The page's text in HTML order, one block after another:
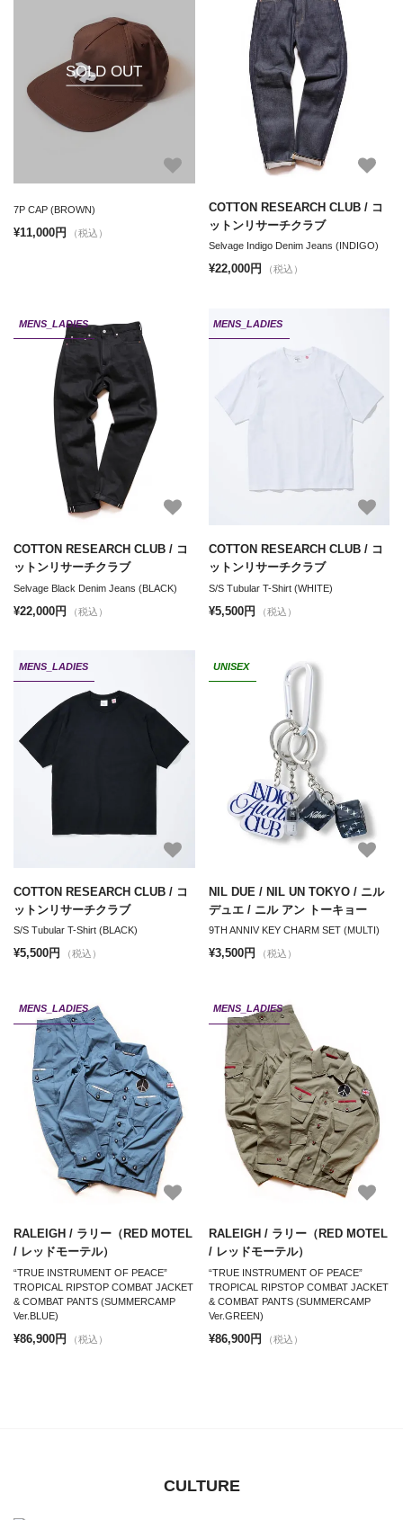
SOLD OUT
7P CAP (BROWN)
¥11,000円 （税込）
COTTON RESEARCH CLUB / コ
ットンリサーチクラブ
Selvage Indigo Denim Jeans (INDIGO)
¥22,000円 （税込）
MENS_LADIES
COTTON RESEARCH CLUB / コ
ットンリサーチクラブ
Selvage Black Denim Jeans (BLACK)
¥22,000円 （税込）
MENS_LADIES
COTTON RESEARCH CLUB / コ
ットンリサーチクラブ
S/S Tubular T-Shirt (WHITE)
¥5,500円 （税込）
MENS_LADIES
COTTON RESEARCH CLUB / コ
ットンリサーチクラブ
S/S Tubular T-Shirt (BLACK)
¥5,500円 （税込）
UNISEX
NIL DUE / NIL UN TOKYO / ニル
デュエ / ニル アン トーキョー
9TH ANNIV KEY CHARM SET (MULTI)
¥3,500円 （税込）
MENS_LADIES
RALEIGH / ラリー（RED MOTEL
/ レッドモーテル）
“TRUE INSTRUMENT OF PEACE”
TROPICAL RIPSTOP COMBAT JACKET
& COMBAT PANTS (SUMMERCAMP
Ver.BLUE)
¥86,900円 （税込）
MENS_LADIES
RALEIGH / ラリー（RED MOTEL
/ レッドモーテル）
“TRUE INSTRUMENT OF PEACE”
TROPICAL RIPSTOP COMBAT JACKET
& COMBAT PANTS (SUMMERCAMP
Ver.GREEN)
¥86,900円 （税込）
CULTURE